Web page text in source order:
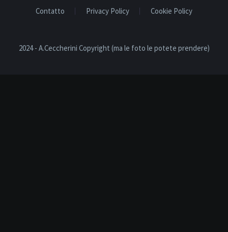
Contatto Privacy Policy Cookie Policy
2024 - A.Ceccherini Copyright (ma le foto le potete prendere)